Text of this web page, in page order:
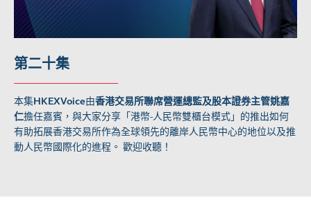
第二十集
本集HKEXVoice由香港交易所聯席營運總監及股本證券主管姚嘉
仁擔任嘉賓，與大家分享「港幣-人民幣雙櫃台模式」的推出如何
有助拓展香港交易所作為全球領先的離岸人民幣中心的地位以及推
動人民幣國際化的進程。 歡迎收聽！